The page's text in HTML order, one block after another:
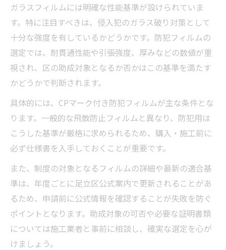
ガラスフィルムには明確な性能基準が設けられていま
す。特に注目すべきは、侵入犯のガラス破り対策として
十分な強度を有しているかどうかです。防犯フィルムの
選定では、耐貫通性能や引張強度、厚みなどの数値が重
視され、区の助成対象となるか否かはこの基準を満たす
かどうかで判断されます。
具体的には、CPマーク付き防犯フィルムが主な条件とな
ります。一般的な飛散防止フィルムと異なり、防犯用は
こうした基準が厳格に求められるため、購入・施工前に
必ず仕様書を入手しておくことが重要です。
また、制度の対象となるフィルムの詳細や最新の適合基
準は、年度ごとに足立区公式案内で更新されることがあ
るため、申請前に公式情報を確認することが失敗を防ぐ
ポイントとなります。助成対象の可否や必要な証明書類
については施工業者と事前に相談し、確実な選定を心が
けましょう。